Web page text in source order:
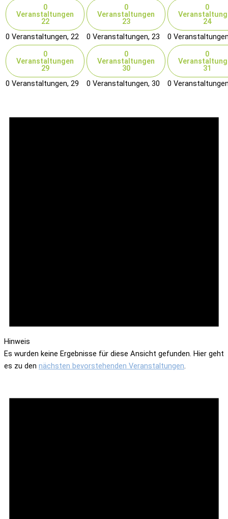
0
Veranstaltungen
22
0 Veranstaltungen, 22
0
Veranstaltungen
23
0 Veranstaltungen, 23
0
24
0
0
Veranstaltungen
29
0 Veranstaltungen, 29
0
Veranstaltungen
30
0 Veranstaltungen, 30
0
31
0
Hinweis
Es wurden keine Ergebnisse für diese Ansicht gefunden. Hier geht
es zu den nächsten bevorstehenden Veranstaltungen.